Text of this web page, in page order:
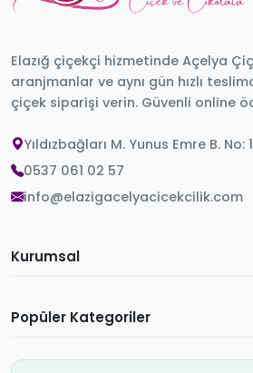
Elazığ çiçekçi hizmetinde Açelya
aranjmanlar ve aynı gün hızlı
çiçek siparişi verin. Güvenli online
Yıldızbağları M. Yunus Emre B.
0537 061 02 57
info@elazigacelyacicekcilik.com
Kurumsal
Popüler Kategoriler